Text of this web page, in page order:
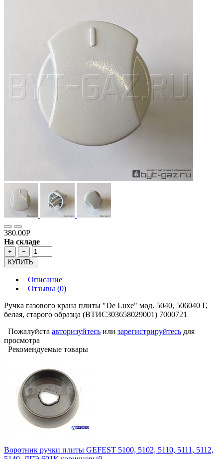
380.00Р
На складе
+
−
КУПИТЬ
Описание
Отзывы (0)
Ручка газового крана плиты "De Luxe" мод. 5040, 506040 Г,
белая, старого образца (ВТИС303658029001) 7000721
Пожалуйста авторизуйтесь или зарегистрируйтесь для
просмотра
Рекомендуемые товары
Воротник ручки плиты GEFEST 5100, 5102, 5110, 5111, 5112,